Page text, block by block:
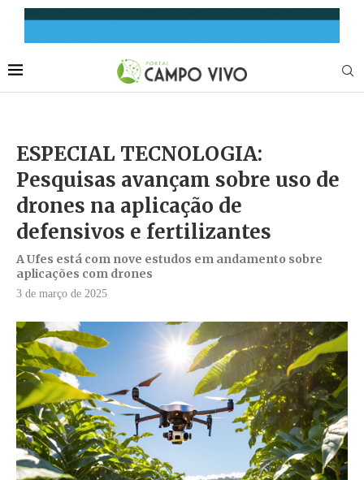
ESPECIAL TECNOLOGIA:
Pesquisas avançam sobre uso de
drones na aplicação de
defensivos e fertilizantes
A Ufes está com nove estudos em andamento sobre
aplicações com drones
3 de março de 2025